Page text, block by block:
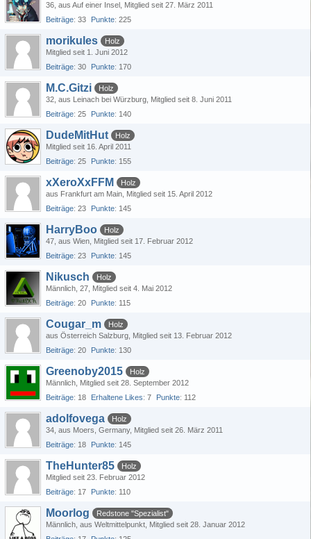
36 aus Auf einer Insel Mitglied seit 27. März 2011
Beiträge 33 Punkte 225
morikules
Holz
Mitglied seit 1. Juni 2012
Beiträge 30 Punkte 170
M.C.Gitzi
Holz
32 aus Leinach bei Würzburg Mitglied seit 8. Juni 2011
Beiträge 25 Punkte 140
DudeMitHut
Holz
Mitglied seit 16. April 2011
Beiträge 25 Punkte 155
xXeroXxFFM
Holz
aus Frankfurt am Main Mitglied seit 15. April 2012
Beiträge 23 Punkte 145
HarryBoo
Holz
47 aus Wien Mitglied seit 17. Februar 2012
Beiträge 23 Punkte 145
Nikusch
Holz
Männlich 27 Mitglied seit 4. Mai 2012
Beiträge 20 Punkte 115
Cougar_m
Holz
aus Österreich Salzburg Mitglied seit 13. Februar 2012
Beiträge 20 Punkte 130
Greenoby2015
Holz
Männlich Mitglied seit 28. September 2012
Beiträge 18 Erhaltene Likes 7 Punkte 112
adolfovega
Holz
34 aus Moers, Germany Mitglied seit 26. März 2011
Beiträge 18 Punkte 145
TheHunter85
Holz
Mitglied seit 23. Februar 2012
Beiträge 17 Punkte 110
Moorlog
Redstone "Spezialist"
Männlich aus Weltmittelpunkt Mitglied seit 28. Januar 2012